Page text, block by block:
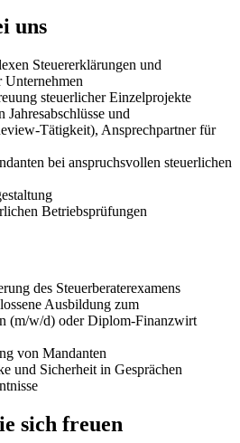
uns
Steuererklärungen und
Unternehmen
steuerlicher Einzelprojekte
Jahresabschlüsse und
Tätigkeit), Ansprechpartner für
bei anspruchsvollen steuerlichen
Betriebsprüfungen
des Steuerberaterexamens
Ausbildung zum
(m/w/d) oder Diplom-Finanzwirt
von Mandanten
und Sicherheit in Gesprächen
sich freuen